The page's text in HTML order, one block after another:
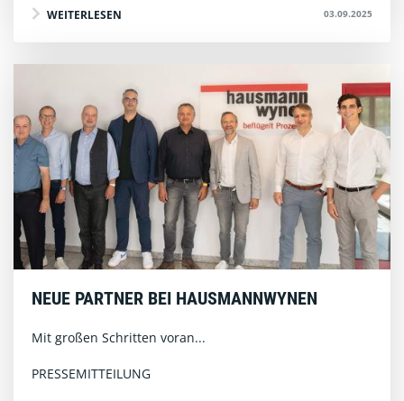
WEITERLESEN 03.09.2025
NEUE PARTNER BEI HAUSMANNWYNEN
Mit großen Schritten voran...
PRESSEMITTEILUNG